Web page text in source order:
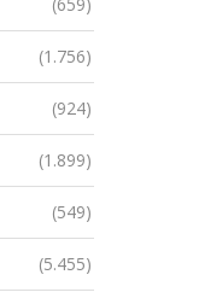
(1.756)
(924)
(1.899)
(549)
(5.455)